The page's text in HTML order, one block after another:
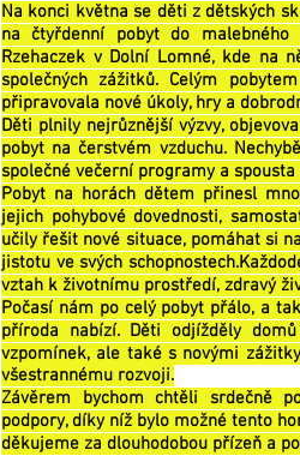
Na konci května se děti z dětských
na čtyřdenní pobyt do
Rzehaczek v Dolní Lomné, kde na
společných zážitků. Celým
připravovala nové úkoly, hry a
Děti plnily nejrůznější výzvy,
pobyt na čerstvém vzduchu.
společné večerní programy a spousta
Pobyt na horách dětem přinesl
jejich pohybové dovednosti,
učily řešit nové situace, pomáhat si
jistotu ve svých schopnostech.
vztah k životnímu prostředí, zdravý
Počasí nám po celý pobyt přálo, a
příroda nabízí. Děti odjížděly
vzpomínek, ale také s novými
všestrannému rozvoji.
Závěrem bychom chtěli srdečně
podpory, díky níž bylo možné tento
děkujeme za dlouhodobou přízeň a